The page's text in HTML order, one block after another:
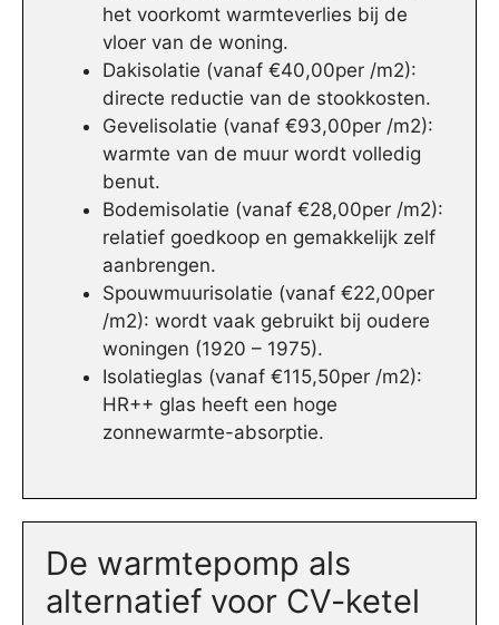
het voorkomt warmteverlies bij de
vloer van de woning.
Dakisolatie (vanaf €40,00per /m2):
directe reductie van de stookkosten.
Gevelisolatie (vanaf €93,00per /m2):
warmte van de muur wordt volledig
benut.
Bodemisolatie (vanaf €28,00per /m2):
relatief goedkoop en gemakkelijk zelf
aanbrengen.
Spouwmuurisolatie (vanaf €22,00per
/m2): wordt vaak gebruikt bij oudere
woningen (1920 – 1975).
Isolatieglas (vanaf €115,50per /m2):
HR++ glas heeft een hoge
zonnewarmte-absorptie.
De warmtepomp als
alternatief voor CV-ketel